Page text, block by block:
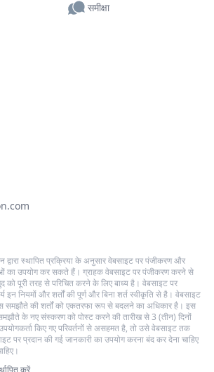
समीक्षा
स्थापित प्रक्रिया के अनुसार वेबसाइट पर पंजीकरण और
का उपयोग कर सकते हैं। ग्राहक वेबसाइट पर पंजीकरण करने से
को पूरी तरह से परिचित करने के लिए बाध्य है। वेबसाइट पर
इन नियमों और शर्तों की पूर्ण और बिना शर्त स्वीकृति से है। वेबसाइट
समझौते की शर्तों को एकतरफा रूप से बदलने का अधिकार है। इस
के नए संस्करण को पोस्ट करने की तारीख से 3 (तीन) दिनों
किए गए परिवर्तनों से असहमत है, तो उसे वेबसाइट तक
पर प्रदान की गई जानकारी का उपयोग करना बंद कर देना चाहिए
करें